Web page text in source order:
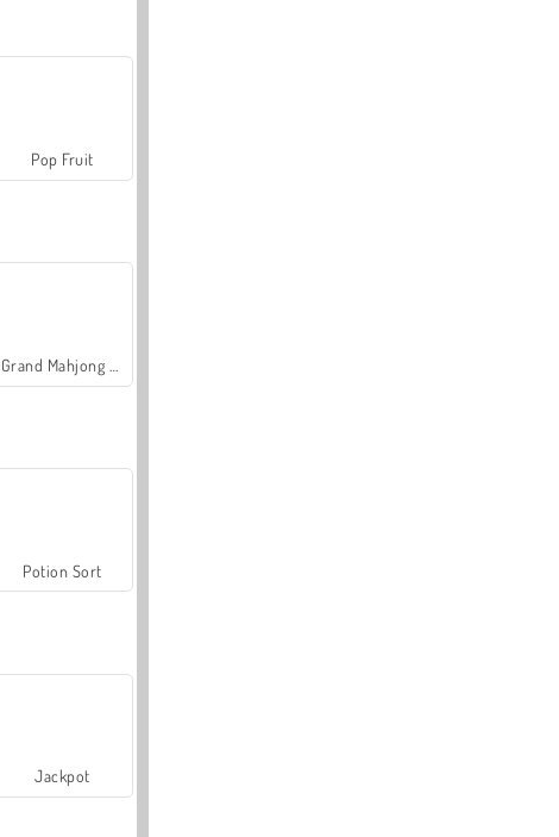
Pop Fruit
Potion Sort
Jackpot